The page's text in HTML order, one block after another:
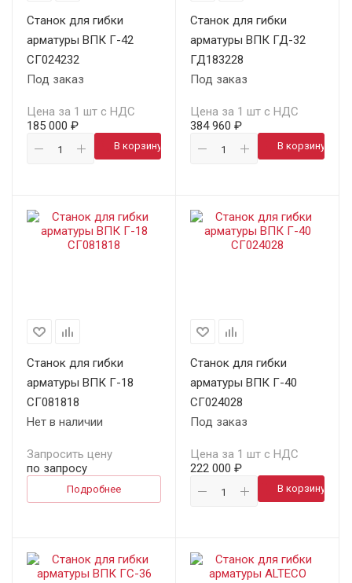
Станок для гибки
арматуры ВПК Г-42
СГ024232
Под заказ
Цена за 1 шт с НДС
185 000 ₽
В корзину
Станок для гибки
арматуры ВПК ГД-32
ГД183228
Под заказ
Цена за 1 шт с НДС
384 960 ₽
В корзину
Станок для гибки
арматуры ВПК Г-18
СГ081818
Нет в наличии
Запросить цену
по запросу
Подробнее
Станок для гибки
арматуры ВПК Г-40
СГ024028
Под заказ
Цена за 1 шт с НДС
222 000 ₽
В корзину